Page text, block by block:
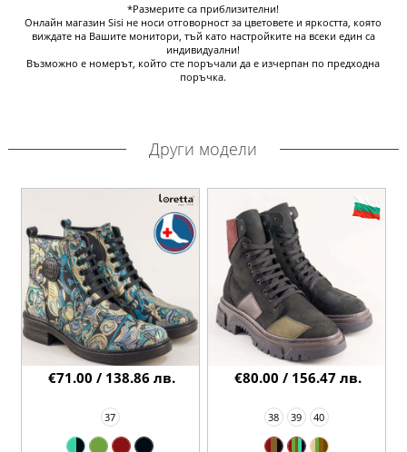
*Размерите са приблизителни!
Онлайн магазин Sisi не носи отговорност за цветовете и яркостта, която
виждате на Вашите монитори, тъй като настройките на всеки един са
индивидуални!
Възможно е номерът, който сте поръчали да е изчерпан по предходна
поръчка.
Други модели
37
€71.00 / 138.86 лв.
38 39 40
€80.00 / 156.47 лв.